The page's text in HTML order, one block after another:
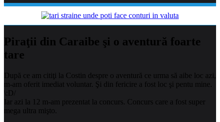
Piraţii din Caraibe şi o aventură foarte
tare
După ce am citiţi la Costin despre o aventură ce urma să aibe loc azi,
m-am oferit imediat voluntar. Şi din fericire a fost loc şi pentu mine.
\:D/
Iar azi la 12 m-am prezentat la concurs. Concurs care a fost super
mega ultra mişto.